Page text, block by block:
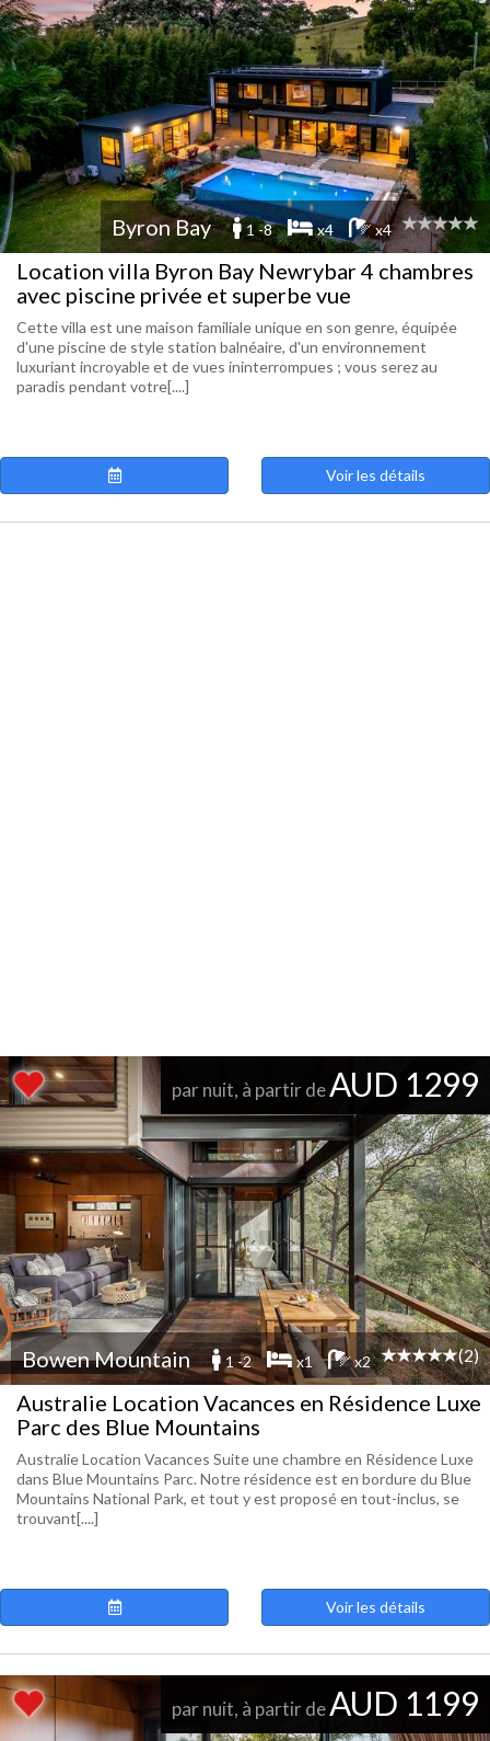
Byron Bay 1 -8 x4 x4
Location villa Byron Bay Newrybar 4 chambres
avec piscine privée et superbe vue
Cette villa est une maison familiale unique en son genre, équipée
d'une piscine de style station balnéaire, d'un environnement
luxuriant incroyable et de vues ininterrompues ; vous serez au
paradis pendant votre[....]
Voir les détails
par nuit, à partir deAUD 1299
Bowen Mountain 1 -2 x1 x2 (2)
Australie Location Vacances en Résidence Luxe
Parc des Blue Mountains
Australie Location Vacances Suite une chambre en Résidence Luxe
dans Blue Mountains Parc. Notre résidence est en bordure du Blue
Mountains National Park, et tout y est proposé en tout-inclus, se
trouvant[....]
Voir les détails
par nuit, à partir deAUD 1199